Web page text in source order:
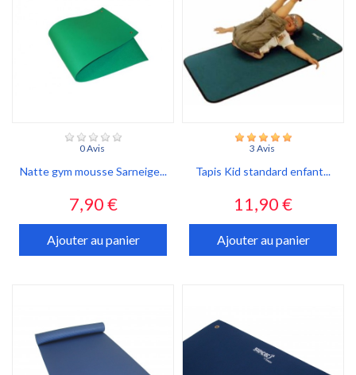
0 Avis
Natte gym mousse Sarneige...
Prix
7,90 €
Ajouter au panier
3 Avis
Tapis Kid standard enfant...
Prix
11,90 €
Ajouter au panier